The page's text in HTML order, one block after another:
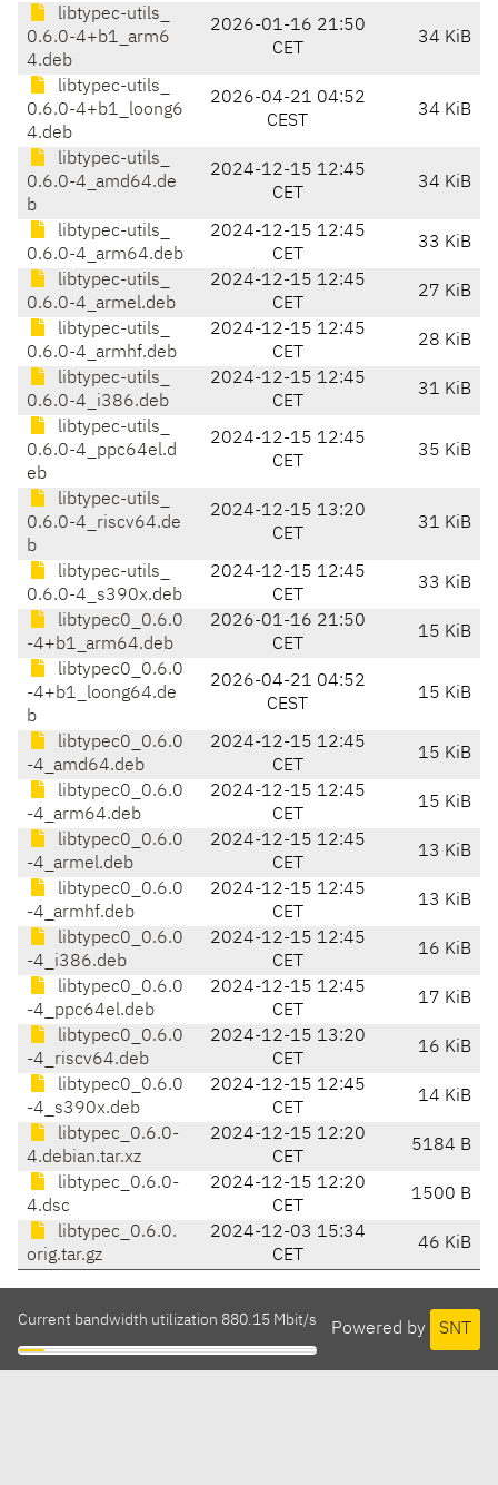
libtypec-utils_
0.6.0-4+b1_arm6
4.deb
2026-01-16 21:50
CET
34 KiB
libtypec-utils_
0.6.0-4+b1_loong6
4.deb
2026-04-21 04:52
CEST
34 KiB
libtypec-utils_
0.6.0-4_amd64.de
b
2024-12-15 12:45
CET
34 KiB
libtypec-utils_
0.6.0-4_arm64.deb
2024-12-15 12:45
CET
33 KiB
libtypec-utils_
0.6.0-4_armel.deb
2024-12-15 12:45
CET
27 KiB
libtypec-utils_
0.6.0-4_armhf.deb
2024-12-15 12:45
CET
28 KiB
libtypec-utils_
0.6.0-4_i386.deb
2024-12-15 12:45
CET
31 KiB
libtypec-utils_
0.6.0-4_ppc64el.d
eb
2024-12-15 12:45
CET
35 KiB
libtypec-utils_
0.6.0-4_riscv64.de
b
2024-12-15 13:20
CET
31 KiB
libtypec-utils_
0.6.0-4_s390x.deb
2024-12-15 12:45
CET
33 KiB
libtypec0_0.6.0
-4+b1_arm64.deb
2026-01-16 21:50
CET
15 KiB
libtypec0_0.6.0
-4+b1_loong64.de
b
2026-04-21 04:52
CEST
15 KiB
libtypec0_0.6.0
-4_amd64.deb
2024-12-15 12:45
CET
15 KiB
libtypec0_0.6.0
-4_arm64.deb
2024-12-15 12:45
CET
15 KiB
libtypec0_0.6.0
-4_armel.deb
2024-12-15 12:45
CET
13 KiB
libtypec0_0.6.0
-4_armhf.deb
2024-12-15 12:45
CET
13 KiB
libtypec0_0.6.0
-4_i386.deb
2024-12-15 12:45
CET
16 KiB
libtypec0_0.6.0
-4_ppc64el.deb
2024-12-15 12:45
CET
17 KiB
libtypec0_0.6.0
-4_riscv64.deb
2024-12-15 13:20
CET
16 KiB
libtypec0_0.6.0
-4_s390x.deb
2024-12-15 12:45
CET
14 KiB
libtypec_0.6.0-
4.debian.tar.xz
2024-12-15 12:20
CET
5184 B
libtypec_0.6.0-
4.dsc
2024-12-15 12:20
CET
1500 B
libtypec_0.6.0.
orig.tar.gz
2024-12-03 15:34
CET
46 KiB
Powered by SNT
Current bandwidth utilization 880.15 Mbit/s